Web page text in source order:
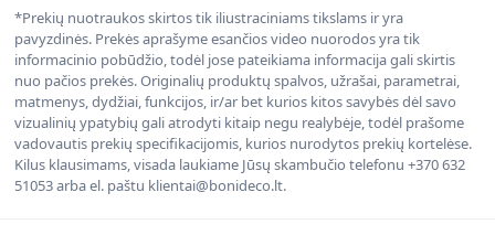
*Prekių nuotraukos skirtos tik iliustraciniams tikslams ir yra
pavyzdinės. Prekės aprašyme esančios video nuorodos yra tik
informacinio pobūdžio, todėl jose pateikiama informacija gali skirtis
nuo pačios prekės. Originalių produktų spalvos, užrašai, parametrai,
matmenys, dydžiai, funkcijos, ir/ar bet kurios kitos savybės dėl savo
vizualinių ypatybių gali atrodyti kitaip negu realybėje, todėl prašome
vadovautis prekių specifikacijomis, kurios nurodytos prekių kortelėse.
Kilus klausimams, visada laukiame Jūsų skambučio telefonu +370 632
51053 arba el. paštu klientai@bonideco.lt.